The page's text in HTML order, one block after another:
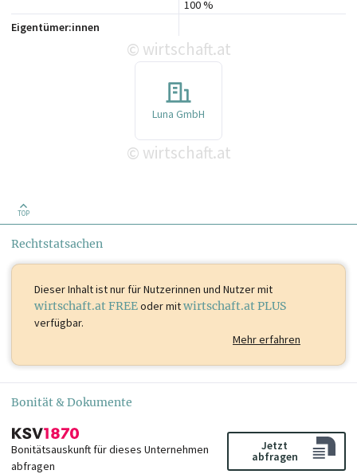
100 %
Eigentümer:innen
© wirtschaft.at
Luna GmbH
© wirtschaft.at
TOP
Rechtstatsachen
Dieser Inhalt istnur für Nutzerinnen und Nutzer mit
wirtschaft.at FREEoder mitwirtschaft.at PLUS
verfügbar.
Mehr erfahren
Bonität & Dokumente
Bonitätsauskunft für dieses Unternehmen
abfragen
Jetzt
abfragen